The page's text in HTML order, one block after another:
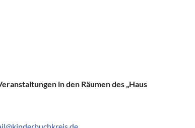
in den Räumen des „Haus